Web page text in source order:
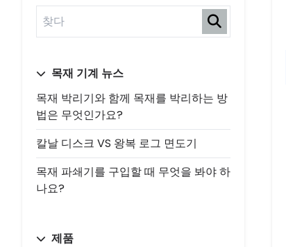
목재 기계 뉴스
목재 박리기와 함께 목재를 박리하는 방
법은 무엇인가요?
칼날 디스크 VS 왕복 로그 면도기
목재 파쇄기를 구입할 때 무엇을 봐야 하
나요?
제품